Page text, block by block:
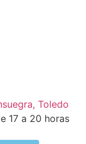
Toledo
17 a 20 horas